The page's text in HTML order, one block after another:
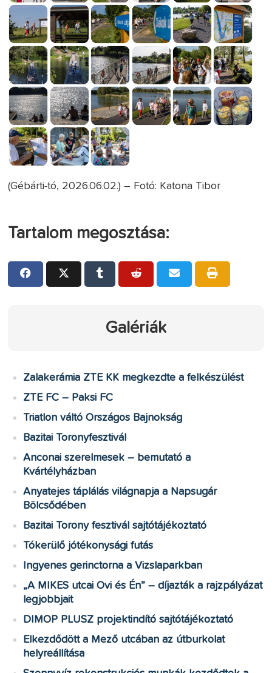
(Gébárti-tó, 2026.06.02.) – Fotó: Katona Tibor
Tartalom megosztása:
Galériák
Zalakerámia ZTE KK megkezdte a felkészülést
ZTE FC – Paksi FC
Triatlon váltó Országos Bajnokság
Bazitai Toronyfesztivál
Anconai szerelmesek – bemutató a
Kvártélyházban
Anyatejes táplálás világnapja a Napsugár
Bölcsődében
Bazitai Torony fesztivál sajtótájékoztató
Tókerülő jótékonysági futás
Ingyenes gerinctorna a Vizslaparkban
„A MIKES utcai Ovi és Én” – díjazták a rajzpályázat
legjobbjait
DIMOP PLUSZ projektindító sajtótájékoztató
Elkezdődött a Mező utcában az útburkolat
helyreállítása